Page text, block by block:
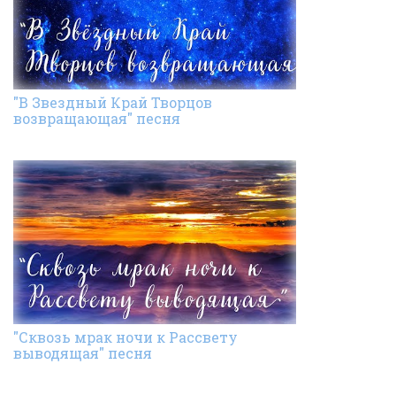
"В Звездный Край Творцов
возвращающая" песня
"Сквозь мрак ночи к Рассвету
выводящая" песня